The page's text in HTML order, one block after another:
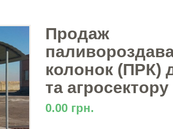
Продаж
колонок (ПРК)
та агросектору
0.00 грн.